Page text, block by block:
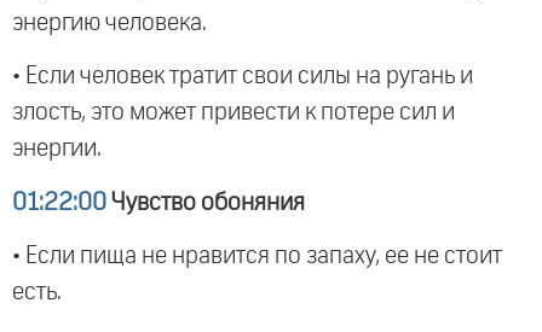
энергию человека.
• Если человек тратит свои силы на ругань и
злость, это может привести к потере сил и
энергии.
01:22:00 Чувство обоняния
• Если пища не нравится по запаху, ее не стоит
есть.